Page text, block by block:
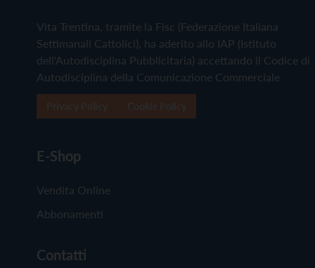
Vita Trentina, tramite la Fisc (Federazione Italiana
Settimanali Cattolici), ha aderito allo IAP (Istituto
dell'Autodisciplina Pubblicitaria) accettando il Codice di
Autodisciplina della Comunicazione Commerciale
E-Shop
Vendita Online
Abbonamenti
Contatti